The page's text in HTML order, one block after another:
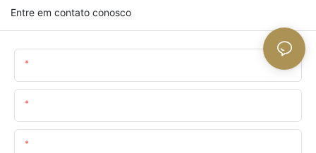
Entre em contato conosco